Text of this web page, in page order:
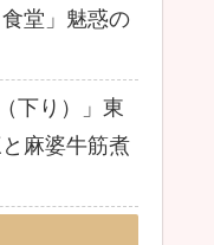
堂」魅惑の
下り）」東
麻婆牛筋煮